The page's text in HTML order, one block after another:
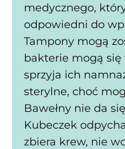
medycznego,
odpowiedni do
Tampony mogą
bakterie mogą
sprzyja ich
sterylne, choć
Bawełny nie da
Kubeczek
zbiera krew, nie